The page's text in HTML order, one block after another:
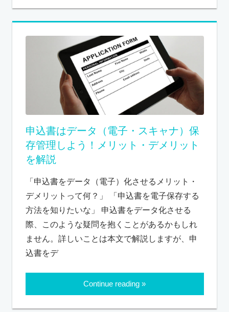
申込書はデータ（電子・スキャナ）保
存管理しよう！メリット・デメリット
を解説
「申込書をデータ（電子）化させるメリット・
デメリットって何？」 「申込書を電子保存する
方法を知りたいな」 申込書をデータ化させる
際、このような疑問を抱くことがあるかもしれ
ません。詳しいことは本文で解説しますが、申
込書をデ
Continue reading